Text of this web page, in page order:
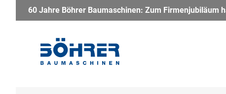
Baumaschinen: Zum Firmenjubiläum haben wir ein